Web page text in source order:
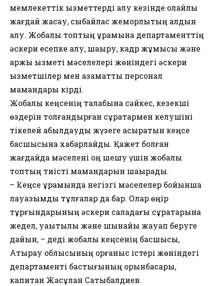
мемлекеттік қызметтерді алу кезінде қолайлы
жағдай жасау, сыбайлас жемқорлықтың алдын
алу. Жобалық топтың құрамына департаменттің
әскери есепке алу, шақыру, кадр жұмысы және
қаржы қызметі мәселелері жөніндегі әскери
қызметшілер мен азаматтық персонал
мамандары кірді.
Жобалық кеңсенің талабына сәйкес, кезекші
өздерін толғандырған сұрақтармен келушіні
тікелей қабылдауды жүзеге асыратын кеңсе
басшысына хабарлайды. Қажет болған
жағдайда мәселені оң шешу үшін жобалық
топтың тиісті мамандарын шақырады.
– Кеңсе құрамында негізгі мәселелер бойынша
лауазымдық тұлғалар да бар. Олар өңір
тұрғындарының әскери саладағы сұрақтарына
жедел, уақытылы және шынайы жауап беруге
дайын, – деді жобалық кеңсенің басшысы,
Атырау облысының қорғаныс істері жөніндегі
департаменті бастығының орынбасары,
капитан Жасұлан Сатыбалдиев.